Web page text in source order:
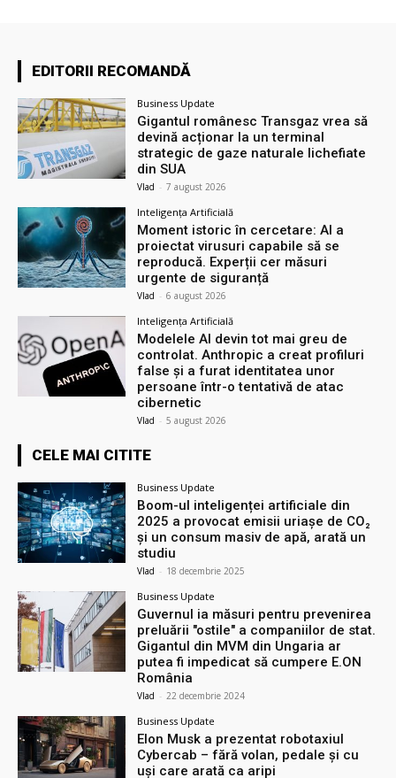
EDITORII RECOMANDĂ
Business Update
Gigantul românesc Transgaz vrea să
devină acționar la un terminal
strategic de gaze naturale lichefiate
din SUA
Vlad - 7 august 2026
Inteligența Artificială
Moment istoric în cercetare: AI a
proiectat virusuri capabile să se
reproducă. Experții cer măsuri
urgente de siguranță
Vlad - 6 august 2026
Inteligența Artificială
Modelele AI devin tot mai greu de
controlat. Anthropic a creat profiluri
false și a furat identitatea unor
persoane într-o tentativă de atac
cibernetic
Vlad - 5 august 2026
CELE MAI CITITE
Business Update
Boom-ul inteligenței artificiale din
2025 a provocat emisii uriașe de CO₂
și un consum masiv de apă, arată un
studiu
Vlad - 18 decembrie 2025
Business Update
Guvernul ia măsuri pentru prevenirea
preluării ″ostile″ a companiilor de stat.
Gigantul din MVM din Ungaria ar
putea fi impedicat să cumpere E.ON
România
Vlad - 22 decembrie 2024
Business Update
Elon Musk a prezentat robotaxiul
Cyberсab – fără volan, pedale și cu
uși care arată ca aripi